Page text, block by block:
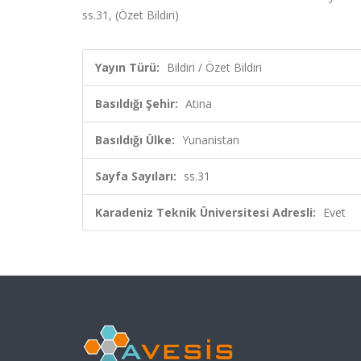
ss.31, (Özet Bildiri)
Yayın Türü: Bildiri / Özet Bildiri
Basıldığı Şehir: Atina
Basıldığı Ülke: Yunanistan
Sayfa Sayıları: ss.31
Karadeniz Teknik Üniversitesi Adresli: Evet